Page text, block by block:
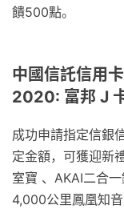
饋500點。
中國信託信用
2020: 富邦 J
成功申請指定信銀
定金額，可獲迎新
室寶 、AKAI二合
4,000公里鳳凰知